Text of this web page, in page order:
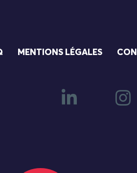
MENTIONS LÉGALES